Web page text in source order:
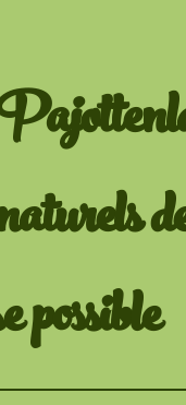
pasteurisé à la température la plus basse possible